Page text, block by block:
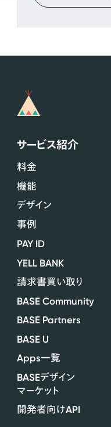
サービス紹介
料金
機能
デザイン
事例
PAY ID
YELL BANK
請求書買い取り
BASE Community
BASE Partners
BASE U
Apps一覧
BASEデザイン
マーケット
開発者向けAPI